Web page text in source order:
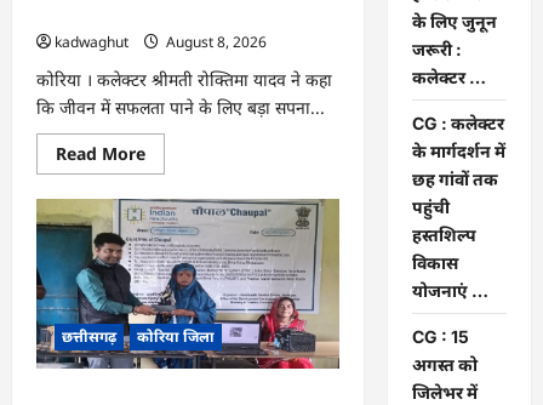
kadwaghut
August 8, 2026
कोरिया । कलेक्टर श्रीमती रोक्तिमा यादव ने कहा
कि जीवन में सफलता पाने के लिए बड़ा सपना...
Read MoreRead
more
CG
:
अच्छा
और
बड़ा
सोचो,
लक्ष्य
हासिल
करने
के
लिए
छत्तीसगढ़ कोरिया जिला
के लिए जुनून
जरूरी :
कलेक्टर …
CG : कलेक्टर
के मार्गदर्शन में
छह गांवों तक
पहुंची
हस्तशिल्प
विकास
योजनाएं …
CG : 15
अगस्त को
जिलेभर में